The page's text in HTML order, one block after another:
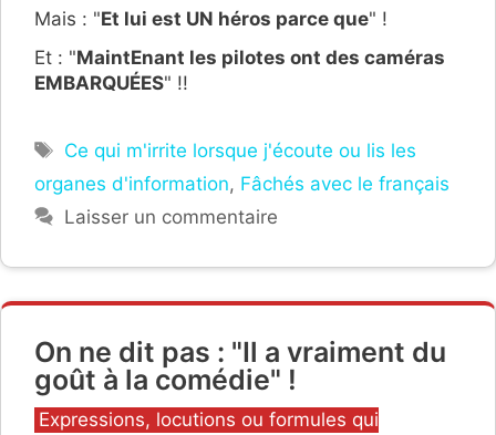
Mais : "Et lui est UN héros parce que" !
Et : "MaintEnant les pilotes ont des caméras
EMBARQUÉES" !!
Étiquettes
Ce qui m'irrite lorsque j'écoute ou lis les
organes d'information, Fâchés avec le français
Laisser un commentaire
On ne dit pas : "Il a vraiment du
goût à la comédie" !
Catégories
Expressions, locutions ou formules qui